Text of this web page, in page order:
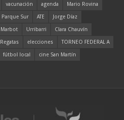
vacunación agenda
Mario Rovina
Parque Sur ATE
Jorge Díaz
Marbot Urribarri
Clara Chauvín
Regatas elecciones
TORNEO FEDERAL A
fútbol local cine San Martín